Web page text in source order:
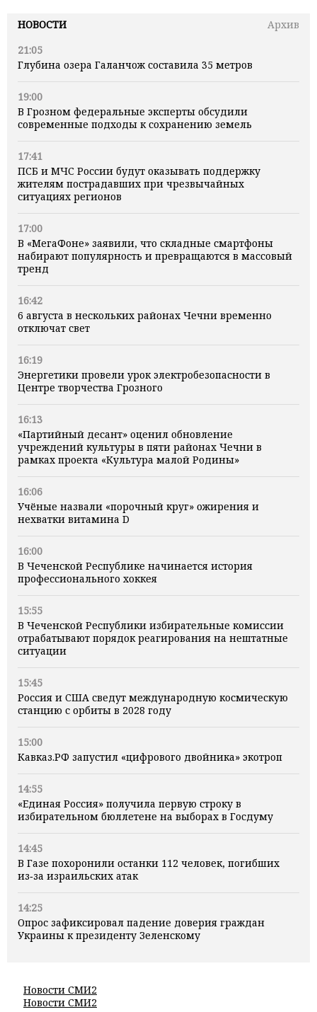
НОВОСТИ
Архив
21:05
Глубина озера Галанчож составила 35 метров
19:00
В Грозном федеральные эксперты обсудили
современные подходы к сохранению земель
17:41
ПСБ и МЧС России будут оказывать поддержку
жителям пострадавших при чрезвычайных
ситуациях регионов
17:00
В «МегаФоне» заявили, что складные смартфоны
набирают популярность и превращаются в массовый
тренд
16:42
6 августа в нескольких районах Чечни временно
отключат свет
16:19
Энергетики провели урок электробезопасности в
Центре творчества Грозного
16:13
«Партийный десант» оценил обновление
учреждений культуры в пяти районах Чечни в
рамках проекта «Культура малой Родины»
16:06
Учёные назвали «порочный круг» ожирения и
нехватки витамина D
16:00
В Чеченской Республике начинается история
профессионального хоккея
15:55
В Чеченской Республики избирательные комиссии
отрабатывают порядок реагирования на нештатные
ситуации
15:45
Россия и США сведут международную космическую
станцию с орбиты в 2028 году
15:00
Кавказ.РФ запустил «цифрового двойника» экотроп
14:55
«Единая Россия» получила первую строку в
избирательном бюллетене на выборах в Госдуму
14:45
В Газе похоронили останки 112 человек, погибших
из‑за израильских атак
14:25
Опрос зафиксировал падение доверия граждан
Украины к президенту Зеленскому
Новости СМИ2
Новости СМИ2